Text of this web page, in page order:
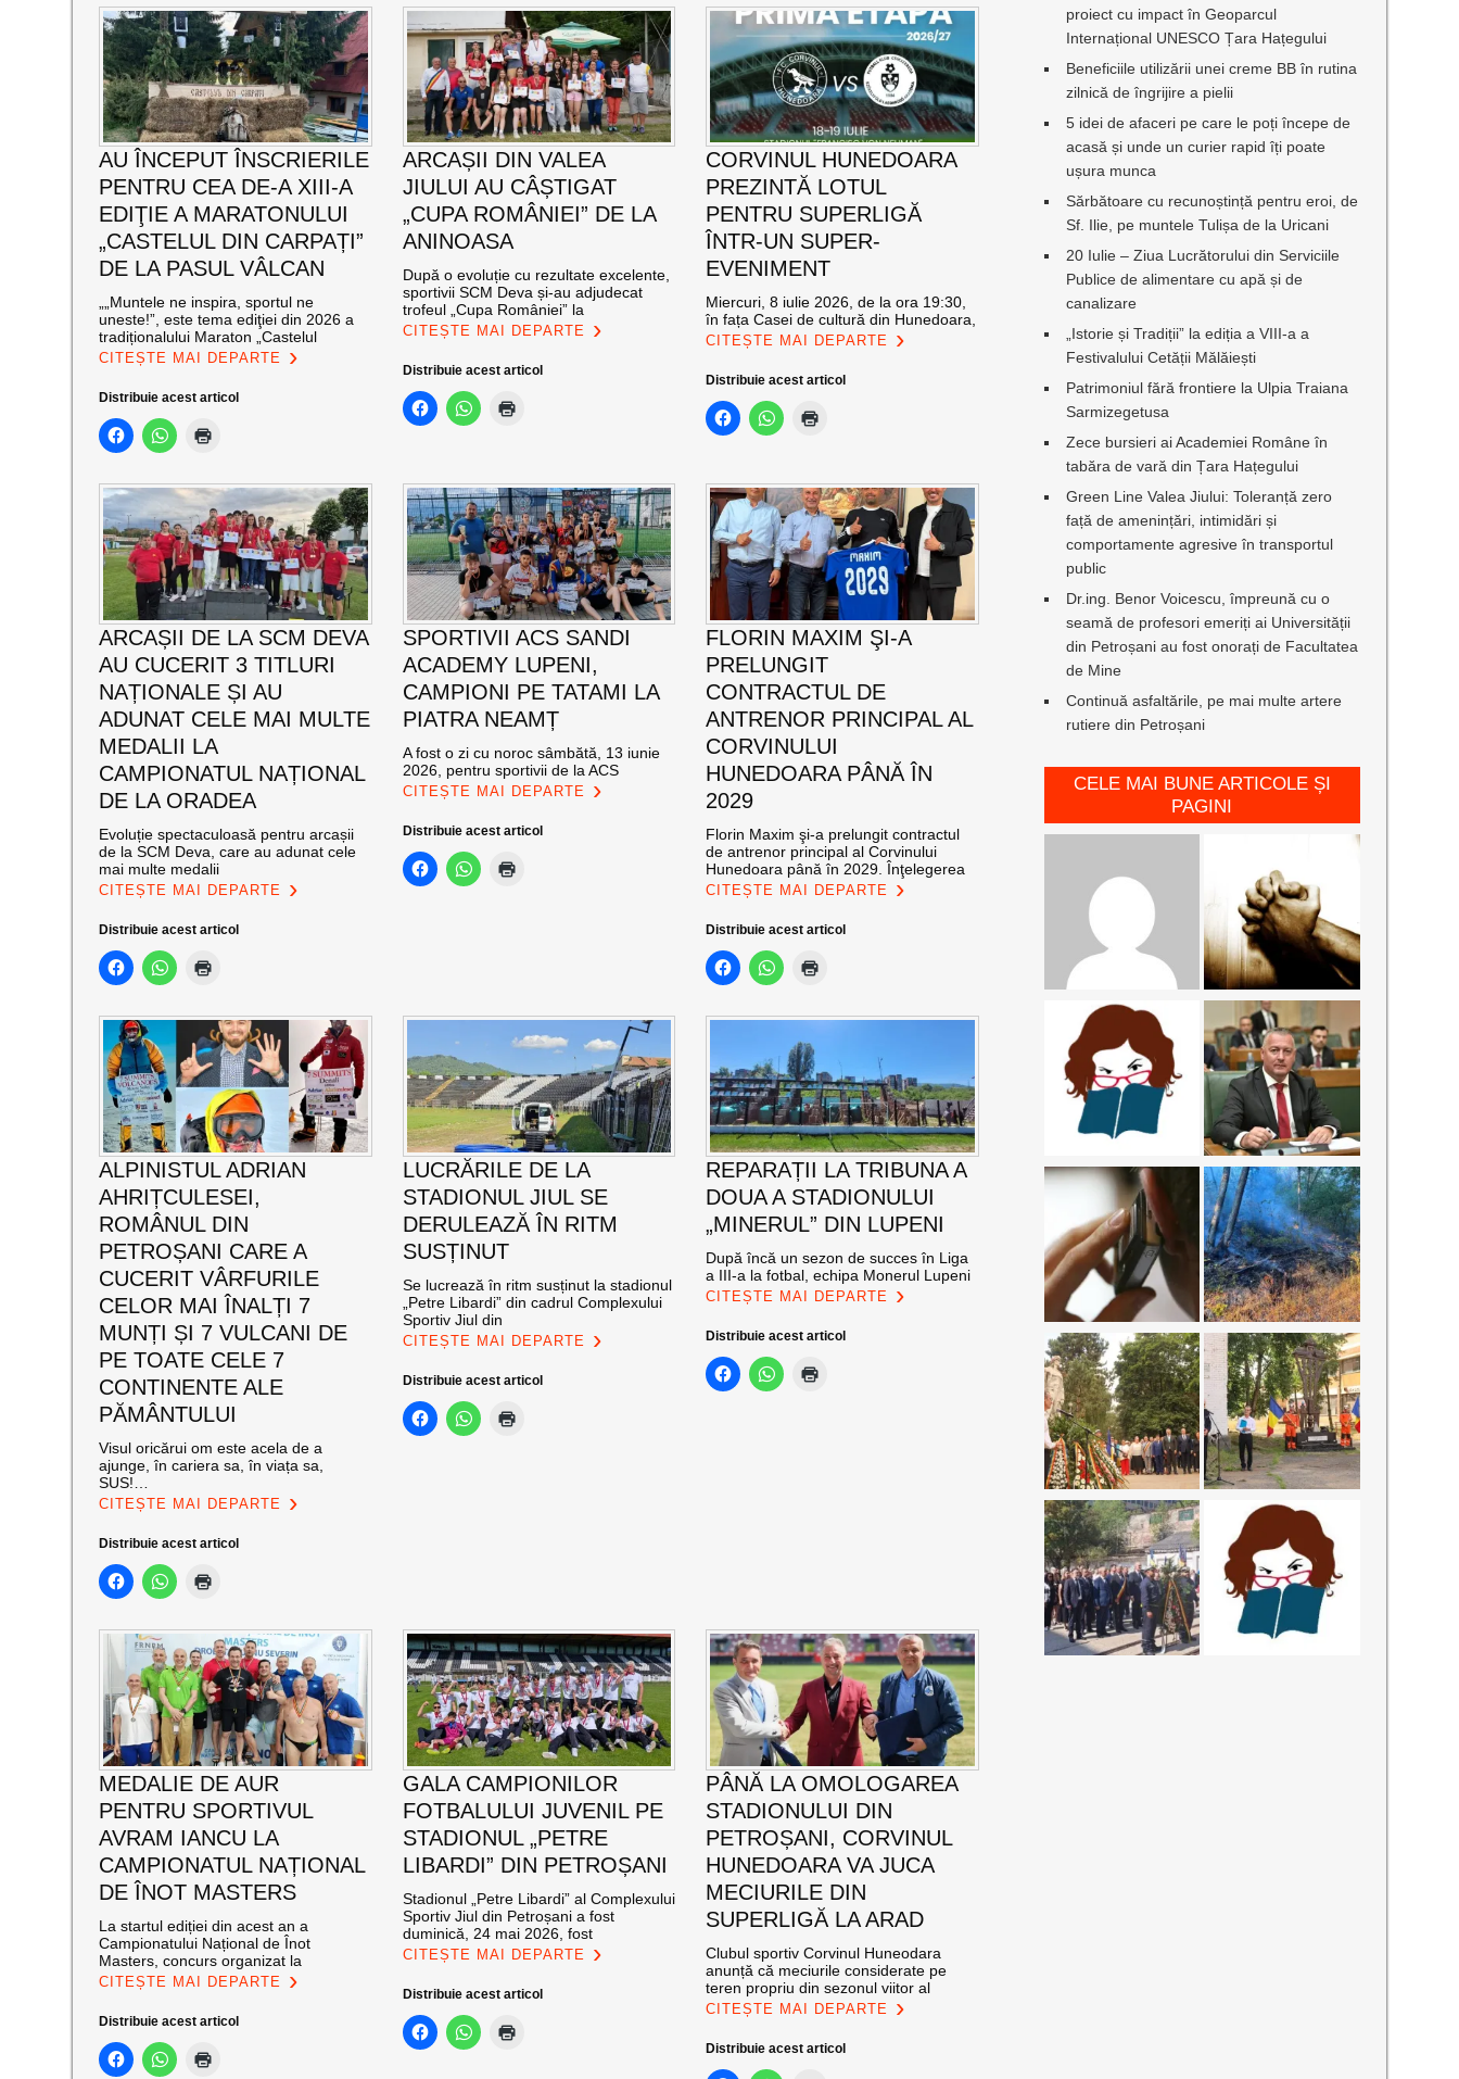
AU ÎNCEPUT ÎNSCRIERILE
PENTRU CEA DE-A XIII-A
EDIŢIE A MARATONULUI
„CASTELUL DIN CARPAȚI”
DE LA PASUL VÂLCAN
„„Muntele ne inspira, sportul ne
uneste!”, este tema ediţiei din 2026 a
tradiționalului Maraton „Castelul
CITEȘTE MAI DEPARTE
Distribuie acest articol
ARCAȘII DIN VALEA
JIULUI AU CÂȘTIGAT
„CUPA ROMÂNIEI” DE LA
ANINOASA
După o evoluție cu rezultate excelente,
sportivii SCM Deva și-au adjudecat
trofeul „Cupa României” la
CITEȘTE MAI DEPARTE
Distribuie acest articol
CORVINUL HUNEDOARA
PREZINTĂ LOTUL
PENTRU SUPERLIGĂ
ÎNTR-UN SUPER-
EVENIMENT
Miercuri, 8 iulie 2026, de la ora 19:30,
în fața Casei de cultură din Hunedoara,
CITEȘTE MAI DEPARTE
Distribuie acest articol
ARCAȘII DE LA SCM DEVA
AU CUCERIT 3 TITLURI
NAȚIONALE ȘI AU
ADUNAT CELE MAI MULTE
MEDALII LA
CAMPIONATUL NAȚIONAL
DE LA ORADEA
Evoluție spectaculoasă pentru arcașii
de la SCM Deva, care au adunat cele
mai multe medalii
CITEȘTE MAI DEPARTE
Distribuie acest articol
SPORTIVII ACS SANDI
ACADEMY LUPENI,
CAMPIONI PE TATAMI LA
PIATRA NEAMȚ
A fost o zi cu noroc sâmbătă, 13 iunie
2026, pentru sportivii de la ACS
CITEȘTE MAI DEPARTE
Distribuie acest articol
FLORIN MAXIM ŞI-A
PRELUNGIT
CONTRACTUL DE
ANTRENOR PRINCIPAL AL
CORVINULUI
HUNEDOARA PÂNĂ ÎN
2029
Florin Maxim şi-a prelungit contractul
de antrenor principal al Corvinului
Hunedoara până în 2029. Înţelegerea
CITEȘTE MAI DEPARTE
Distribuie acest articol
ALPINISTUL ADRIAN
AHRIȚCULESEI,
ROMÂNUL DIN
PETROȘANI CARE A
CUCERIT VÂRFURILE
CELOR MAI ÎNALȚI 7
MUNȚI ȘI 7 VULCANI DE
PE TOATE CELE 7
CONTINENTE ALE
PĂMÂNTULUI
Visul oricărui om este acela de a
ajunge, în cariera sa, în viața sa,
SUS!…
CITEȘTE MAI DEPARTE
Distribuie acest articol
LUCRĂRILE DE LA
STADIONUL JIUL SE
DERULEAZĂ ÎN RITM
SUSȚINUT
Se lucrează în ritm susținut la stadionul
„Petre Libardi” din cadrul Complexului
Sportiv Jiul din
CITEȘTE MAI DEPARTE
Distribuie acest articol
REPARAȚII LA TRIBUNA A
DOUA A STADIONULUI
„MINERUL” DIN LUPENI
După încă un sezon de succes în Liga
a III-a la fotbal, echipa Monerul Lupeni
CITEȘTE MAI DEPARTE
Distribuie acest articol
MEDALIE DE AUR
PENTRU SPORTIVUL
AVRAM IANCU LA
CAMPIONATUL NAȚIONAL
DE ÎNOT MASTERS
La startul ediției din acest an a
Campionatului Național de Înot
Masters, concurs organizat la
CITEȘTE MAI DEPARTE
Distribuie acest articol
GALA CAMPIONILOR
FOTBALULUI JUVENIL PE
STADIONUL „PETRE
LIBARDI” DIN PETROȘANI
Stadionul „Petre Libardi” al Complexului
Sportiv Jiul din Petroșani a fost
duminică, 24 mai 2026, fost
CITEȘTE MAI DEPARTE
Distribuie acest articol
PÂNĂ LA OMOLOGAREA
STADIONULUI DIN
PETROȘANI, CORVINUL
HUNEDOARA VA JUCA
MECIURILE DIN
SUPERLIGĂ LA ARAD
Clubul sportiv Corvinul Huneodara
anunță că meciurile considerate pe
teren propriu din sezonul viitor al
CITEȘTE MAI DEPARTE
Distribuie acest articol
proiect cu impact în Geoparcul
Internațional UNESCO Țara Hațegului
Beneficiile utilizării unei creme BB în rutina
zilnică de îngrijire a pielii
5 idei de afaceri pe care le poți începe de
acasă și unde un curier rapid îți poate
ușura munca
Sărbătoare cu recunoștință pentru eroi, de
Sf. Ilie, pe muntele Tulișa de la Uricani
20 Iulie – Ziua Lucrătorului din Serviciile
Publice de alimentare cu apă și de
canalizare
„Istorie și Tradiții” la ediția a VIII-a a
Festivalului Cetății Mălăiești
Patrimoniul fără frontiere la Ulpia Traiana
Sarmizegetusa
Zece bursieri ai Academiei Române în
tabăra de vară din Țara Hațegului
Green Line Valea Jiului: Toleranță zero
față de amenințări, intimidări și
comportamente agresive în transportul
public
Dr.ing. Benor Voicescu, împreună cu o
seamă de profesori emeriți ai Universității
din Petroșani au fost onorați de Facultatea
de Mine
Continuă asfaltările, pe mai multe artere
rutiere din Petroșani
CELE MAI BUNE ARTICOLE ȘI
PAGINI